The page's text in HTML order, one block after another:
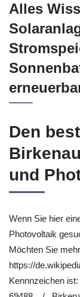
Alles
Den
und
Wenn Sie hier
Photovoltaik
Möchten Sie
https://
Kennnzeichen